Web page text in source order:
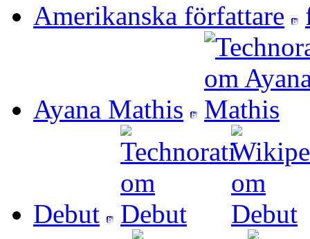
Amerikanska författare
Ayana Mathis
Debut